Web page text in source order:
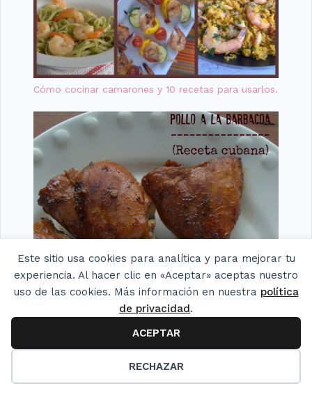
Este sitio usa cookies para analítica y para mejorar tu
experiencia. Al hacer clic en «Aceptar» aceptas nuestro
uso de las cookies. Más información en nuestra política
de privacidad.
ACEPTAR
RECHAZAR
Cómo cocinar camarones y 10 recetas para usarlos.